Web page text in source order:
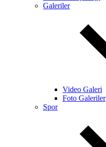
Galeriler
Video Galeri
Foto Galeriler
Spor